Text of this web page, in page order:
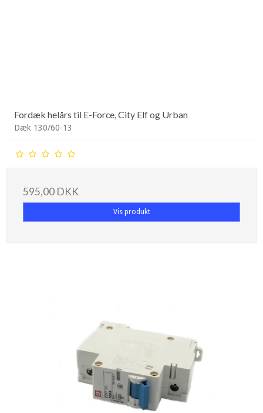
Fordæk helårs til E-Force, City Elf og Urban
Dæk 130/60-13
595,00 DKK
Vis produkt